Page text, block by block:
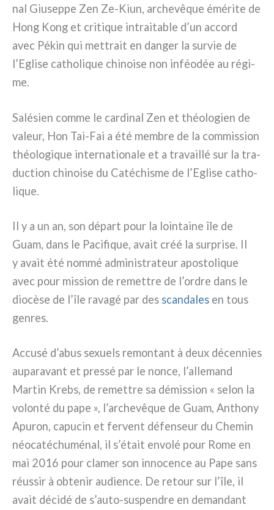
nal Giuseppe Zen Ze-Kiun, arche­vê­que émé­ri­te de
Hong Kong et cri­ti­que intrai­ta­ble d’un accord
avec Pékin qui met­trait en dan­ger la sur­vie de
l’Eglise catho­li­que chi­noi­se non inféo­dée au régi­
me.
Salésien com­me le car­di­nal Zen et théo­lo­gien de
valeur, Hon Tai-Fai a été mem­bre de la com­mis­sion
théo­lo­gi­que inter­na­tio­na­le et a tra­vail­lé sur la tra­
duc­tion chi­noi­se du Catéchisme de l’Eglise catho­
li­que.
Il y a un an, son départ pour la loin­tai­ne île de
Guam, dans le Pacifique, avait créé la sur­pri­se. Il
y avait été nom­mé admi­ni­stra­teur apo­sto­li­que
avec pour mis­sion de remet­tre de l’ordre dans le
dio­cè­se de l’île rava­gé par des scan­da­les en tous
gen­res.
Accusé d’abus sexuels remon­tant à deux décen­nies
aupa­ra­vant et pres­sé par le non­ce, l’allemand
Martin Krebs, de remet­tre sa démis­sion « selon la
volon­té du pape », l’archevêque de Guam, Anthony
Apuron, capu­cin et fer­vent défen­seur du Chemin
néo­ca­té­chu­mé­nal, il s’était envo­lé pour Rome en
mai 2016 pour cla­mer son inno­cen­ce au Pape sans
réus­sir à obte­nir audien­ce. De retour sur l’île, il
avait déci­dé de s’auto-suspendre en deman­dant